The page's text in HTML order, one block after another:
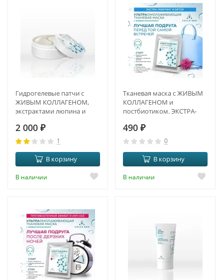
Гидрогелевые патчи с
ЖИВЫМ КОЛЛАГЕНОМ,
экстрактами люпина и
ПРОТИВООТЁЧНЫЙ
ЭФФЕКТ И ANTI-AGE
2 000 ₽
1
В корзину
В наличии
Тканевая маска с ЖИВЫМ
КОЛЛАГЕНОМ и
постбиотиком. ЭКСТРА-
490 ₽
0
В корзину
В наличии